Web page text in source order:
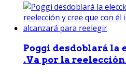
Poggi desdoblará la
.Va por la